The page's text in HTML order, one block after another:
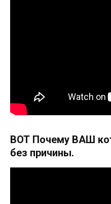
ВОТ Почему ВАШ
без причины.